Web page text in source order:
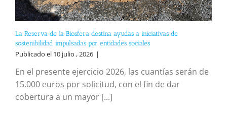
La Reserva de la Biosfera destina ayudas a iniciativas de
sostenibilidad impulsadas por entidades sociales
Publicado el 10 julio , 2026 |
En el presente ejercicio 2026, las cuantías serán de
15.000 euros por solicitud, con el fin de dar
cobertura a un mayor [...]